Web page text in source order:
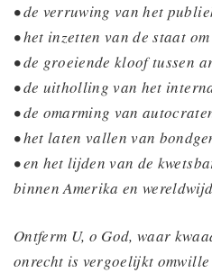
• de verruwing van het
• het inzetten van de staat
• de groeiende kloof tussen
• de uitholling van het
• de omarming van
• het laten vallen van
• en het lijden van de
binnen Amerika en
Ontferm U, o God, waar
onrecht is vergoelijkt